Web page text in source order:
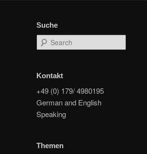
Suche
Search
Kontakt
+49 (0) 179/ 4980195
German and English
Speaking
Themen